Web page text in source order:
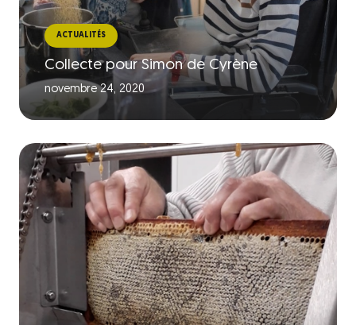
ACTUALITÉS
Collecte pour Simon de Cyrène
novembre 24, 2020